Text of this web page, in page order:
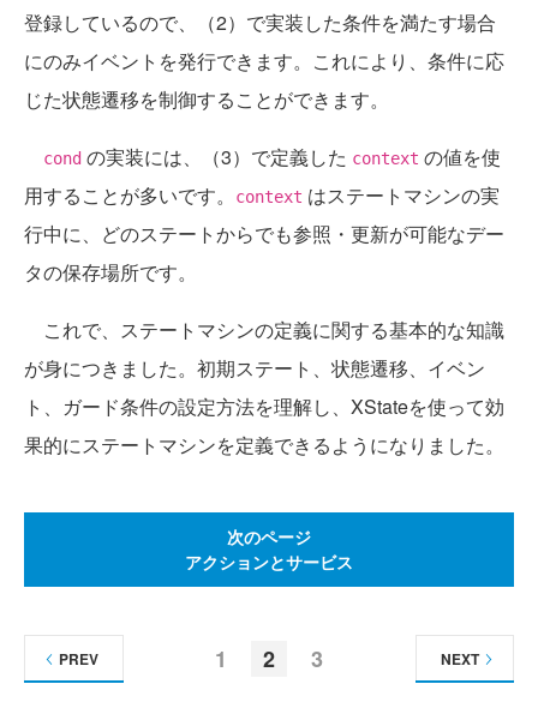
登録しているので、（2）で実装した条件を満たす場合
にのみイベントを発行できます。これにより、条件に応
じた状態遷移を制御することができます。
cond の実装には、（3）で定義した context の値を使
用することが多いです。
context はステートマシンの実
行中に、どのステートからでも参照・更新が可能なデー
タの保存場所です。
これで、ステートマシンの定義に関する基本的な知識
が身につきました。初期ステート、状態遷移、イベン
ト、ガード条件の設定方法を理解し、XStateを使って効
果的にステートマシンを定義できるようになりました。
次のページ
アクションとサービス
1 2 3
PREV NEXT